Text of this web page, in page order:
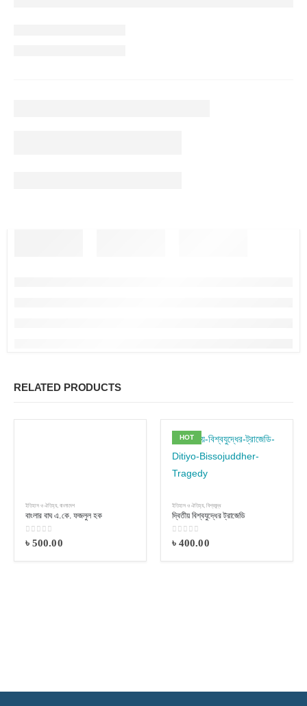
RELATED PRODUCTS
ইতিহাস ও ঐতিহ্য, বাংলাদেশ
বাংলার বাঘ এ.কে. ফজলুল হক
0 out of 5
৳500.00
HOT
ইতিহাস ও ঐতিহ্য, বিশ্বযুদ্ধ
দ্বিতীয় বিশ্বযুদ্ধের ট্রাজেডি
0 out of 5
৳400.00